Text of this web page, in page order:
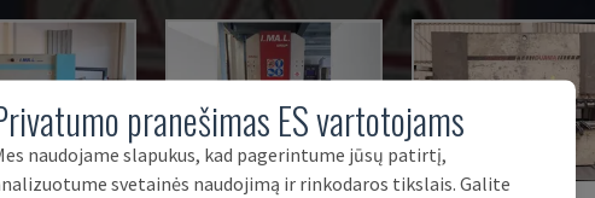
pranešimas ES vartotojams
naudojame slapukus, kad pagerintume jūsų patirtį,
svetainės naudojimą ir rinkodaros tikslais. Galite